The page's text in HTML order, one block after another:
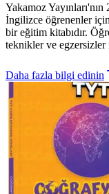
Yakamoz Yayınları'nın
İngilizce öğrenenler
bir eğitim kitabıdır.
teknikler ve egzersizler
Daha fazla bilgi edinin